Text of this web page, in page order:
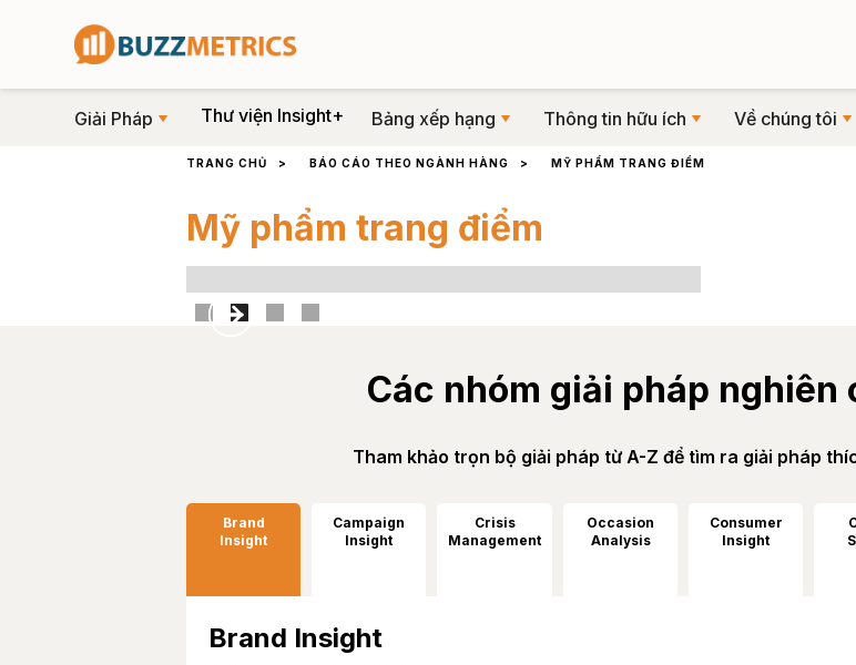
Giải Pháp Thư viện Insight+ Bảng xếp hạng Thông tin hữu ích Về chúng tôi
TRANG CHỦ > BÁO CÁO THEO NGÀNH HÀNG > MỸ PHẨM TRANG ĐIỂM
Mỹ phẩm trang điểm
Slide 2 of 4.
Các nhóm giải pháp nghiên
Tham khảo trọn bộ giải pháp từ A-Z để tìm ra giải pháp
Brand
Insight
Campaign
Insight
Crisis
Management
Occasion
Analysis
Consumer
Insight
Brand Insight